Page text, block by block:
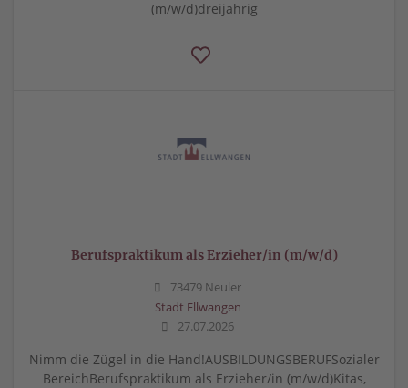
(m/w/d)dreijährig
Berufspraktikum als Erzieher/in (m/w/d)
73479 Neuler
Stadt Ellwangen
27.07.2026
Nimm die Zügel in die Hand!AUSBILDUNGSBERUFSozialer
BereichBerufspraktikum als Erzieher/in (m/w/d)Kitas,